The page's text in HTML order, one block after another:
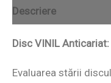
Descriere
Disc VINIL
Evaluarea stării